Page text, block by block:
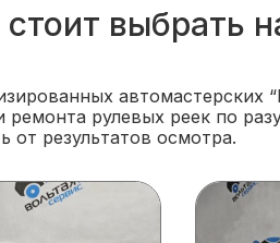
выбрать
автомастерских
ремонта рулевых реек по
от результатов осмотра.